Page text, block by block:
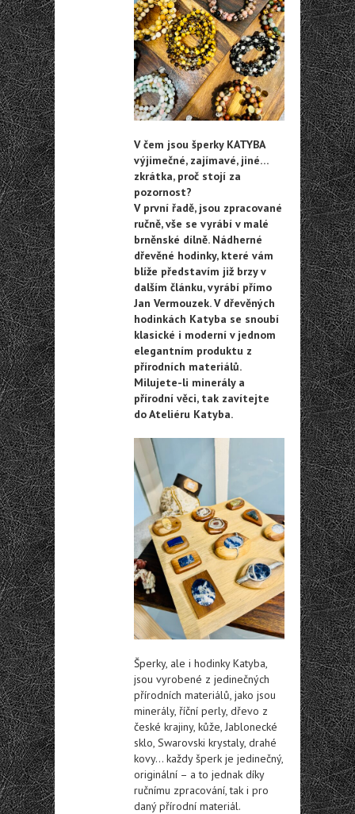
V čem jsou šperky KATYBA
výjimečné, zajímavé, jiné…
zkrátka, proč stojí za
pozornost?
V první řadě, jsou zpracované
ručně, vše se vyrábí v malé
brněnské dílně. Nádherné
dřevěné hodinky, které vám
blíže představím již brzy v
dalším článku, vyrábí přímo
Jan Vermouzek. V dřevěných
hodinkách Katyba se snoubí
klasické i moderní v jednom
elegantním produktu z
přírodních materiálů.
Milujete-li minerály a
přírodní věci, tak zavítejte
do Ateliéru Katyba.
Šperky, ale i hodinky Katyba,
jsou vyrobené z jedinečných
přírodních materiálů, jako jsou
minerály, říční perly, dřevo z
české krajiny, kůže, Jablonecké
sklo, Swarovski krystaly, drahé
kovy… každy šperk je jedinečný,
originální – a to jednak díky
ručnímu zpracování, tak i pro
daný přírodní materiál.